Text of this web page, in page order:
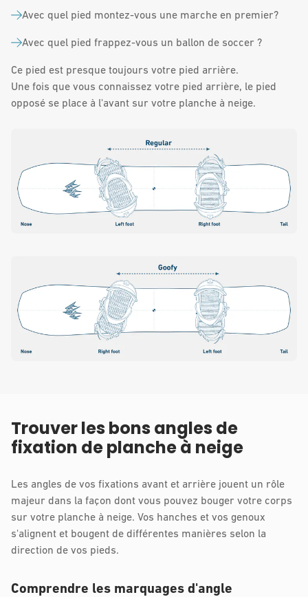
Avec quel pied montez-vous une marche en premier?
Avec quel pied frappez-vous un ballon de soccer ?
Ce pied est presque toujours votre pied arrière.
Une fois que vous connaissez votre pied arrière, le pied
opposé se place à l'avant sur votre planche à neige.
Trouver les bons angles de
fixation de planche à neige
Les angles de vos fixations avant et arrière jouent un rôle
majeur dans la façon dont vous pouvez bouger votre corps
sur votre planche à neige. Vos hanches et vos genoux
s'alignent et bougent de différentes manières selon la
direction de vos pieds.
Comprendre les marquages d'angle